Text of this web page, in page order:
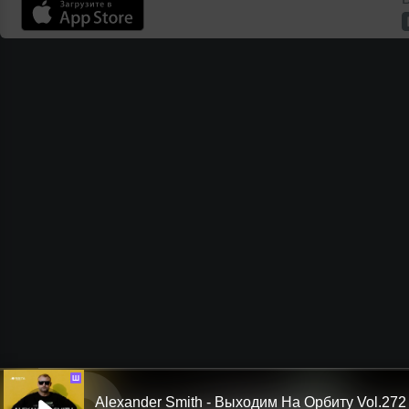
Ш
Alexander Smith - Выходим На Орбиту Vol.272